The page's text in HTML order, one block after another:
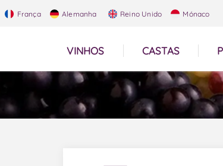
França Alemanha Reino Unido Mónaco
VINHOS CASTAS